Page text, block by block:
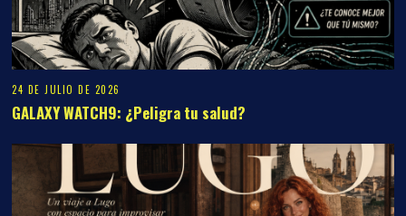
24 DE JULIO DE 2026
GALAXY WATCH9: ¿Peligra tu salud?